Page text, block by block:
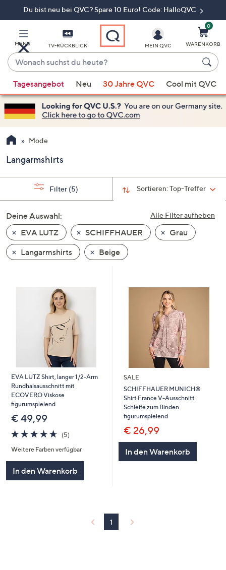
Du bist neu bei QVC? Spare 10 Euro! Code: HalloQVC
MENÜ TV-RÜCKBLICK
Wonach
suchst
du
heute?
Vorschläge
verfügbar
sind,
verwenden
Sie
Pfeiltasten
nach
und
nach
unten
oder
wischen
Sie
diese
anzuzeigen.
MEIN QVC
0
WARENKORB
Tagesangebot Neu 30 Jahre QVC Cool mit QVC
Mode
Langarmshirts
Sortieren:Top-Treffer
Filter (5)
Alle Filter aufheben
Deine Auswahl:
EVA LUTZ
SCHIFFHAUER
Grau
Langarmshirts
Beige
EVA LUTZ Shirt, langer 1/2-Arm
Rundhalsausschnitt mit
ECOVERO Viskose
figurumspielend
€ 49,99
4.6
von
5
(5)5
Weitere Farben verfügbar
In den Warenkorb
SALE
SCHIFFHAUER MUNICH®
Shirt France V-Ausschnitt
Schleife zum Binden
figurumspielend
€ 26,99
In den Warenkorb
1